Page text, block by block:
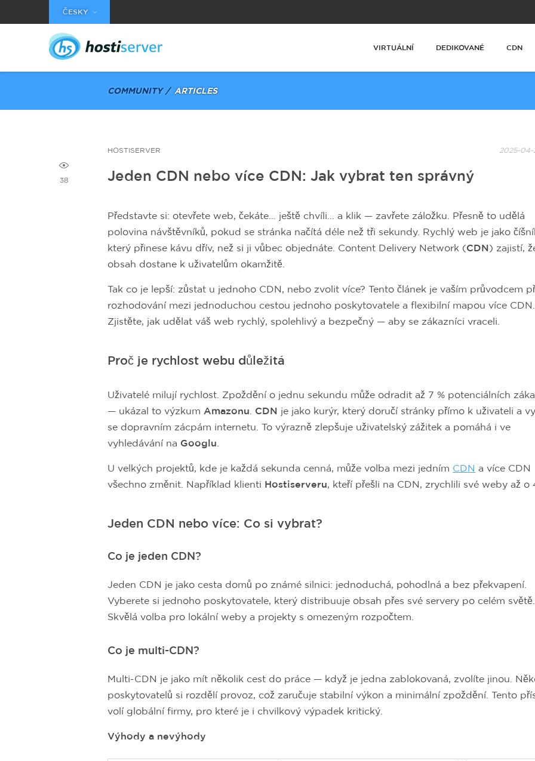
ČESKY
VIRTUÁLNÍ DEDIKOVANÉ CDN
COMMUNITY ARTICLES
38
HOSTISERVER 2025-04-
Jeden CDN nebo více CDN: Jak vybrat ten správný
Představte si: otevřete web, čekáte… ještě chvíli… a klik — zavřete záložku. Přesně to udělá
polovina návštěvníků, pokud se stránka načítá déle než tři sekundy. Rychlý web je jako
který přinese kávu dřív, než si ji vůbec objednáte. Content Delivery Network (CDN) zajistí,
obsah dostane k uživatelům okamžitě.
Tak co je lepší: zůstat u jednoho CDN, nebo zvolit více? Tento článek je vaším průvodcem
rozhodování mezi jednoduchou cestou jednoho poskytovatele a flexibilní mapou více CDN.
Zjistěte, jak udělat váš web rychlý, spolehlivý a bezpečný — aby se zákazníci vraceli.
Proč je rychlost webu důležitá
Uživatelé milují rychlost. Zpoždění o jednu sekundu může odradit až 7 % potenciálních
— ukázal to výzkum Amazonu CDN je jako kurýr, který doručí stránky přímo k uživateli a
se dopravním zácpám internetu. To výrazně zlepšuje uživatelský zážitek a pomáhá i ve
vyhledávání na Googlu
U velkých projektů, kde je každá sekunda cenná, může volba mezi jedním CDN a více CDN
všechno změnit. Například klienti Hostiserveru, kteří přešli na CDN, zrychlili své weby až o
Jeden CDN nebo více: Co si vybrat?
Co je jeden CDN?
Jeden CDN je jako cesta domů po známé silnici: jednoduchá, pohodlná a bez překvapení.
Vyberete si jednoho poskytovatele, který distribuuje obsah přes své servery po celém světě.
Skvělá volba pro lokální weby a projekty s omezeným rozpočtem.
Co je multi-CDN?
Multi-CDN je jako mít několik cest do práce — když je jedna zablokovaná, zvolíte jinou.
poskytovatelů si rozdělí provoz, což zaručuje stabilní výkon a minimální zpoždění. Tento
volí globální firmy, pro které je i chvilkový výpadek kritický.
Výhody a nevýhody